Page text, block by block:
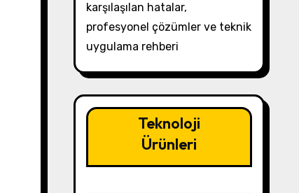
karşılaşılan hatalar,
profesyonel çözümler ve teknik
uygulama rehberi
Teknoloji
Ürünleri